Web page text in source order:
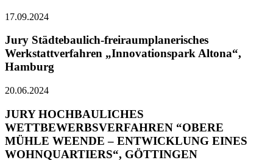
17.09.2024
Jury Städtebaulich-freiraumplanerisches
Werkstattverfahren „Innovationspark Altona“,
Hamburg
20.06.2024
JURY HOCHBAULICHES
WETTBEWERBSVERFAHREN “OBERE
MÜHLE WEENDE – ENTWICKLUNG EINES
WOHNQUARTIERS“, GÖTTINGEN